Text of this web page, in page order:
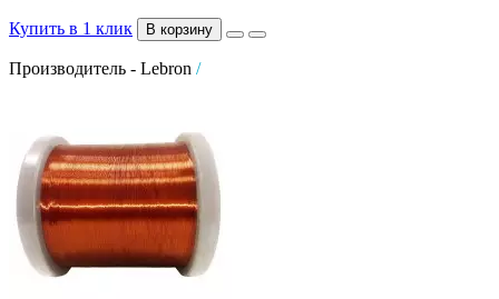
Купить в 1 клик В корзину
Производитель - Lebron /